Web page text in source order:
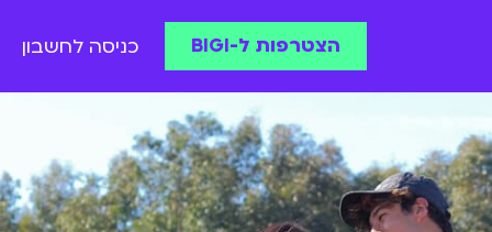
הצטרפות ל-BIGI כניסה לחשבון